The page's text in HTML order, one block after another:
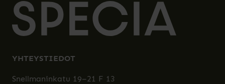
YHTEYSTIEDOT
Snellmaninkatu 19–21 F 13